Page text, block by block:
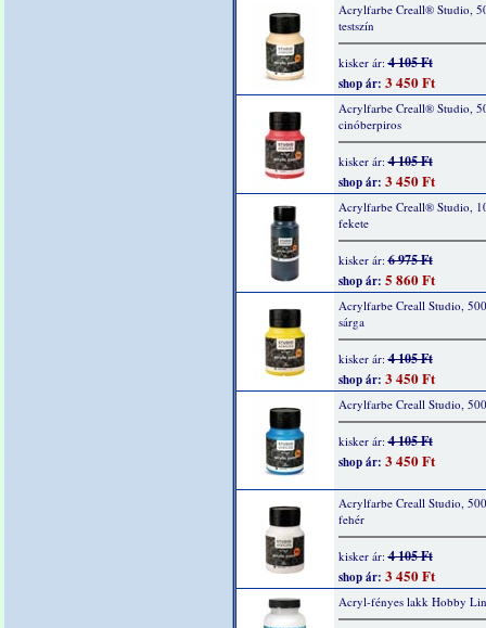
Acrylfarbe Creall® Studio,
testszín
kisker ár:4 105 Ft
shop ár: 3 450 Ft
Acrylfarbe Creall® Studio,
cinóberpiros
kisker ár:4 105 Ft
shop ár: 3 450 Ft
Acrylfarbe Creall® Studio,
fekete
kisker ár:6 975 Ft
shop ár: 5 860 Ft
Acrylfarbe Creall Studio,
sárga
kisker ár:4 105 Ft
shop ár: 3 450 Ft
Acrylfarbe Creall Studio,
kisker ár:4 105 Ft
shop ár: 3 450 Ft
Acrylfarbe Creall Studio,
fehér
kisker ár:4 105 Ft
shop ár: 3 450 Ft
Acryl-fényes lakk Hobby